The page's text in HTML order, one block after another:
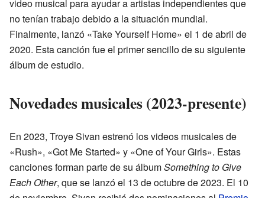
video musical para ayudar a artistas independientes que
no tenían trabajo debido a la situación mundial.
Finalmente, lanzó «Take Yourself Home» el 1 de abril de
2020. Esta canción fue el primer sencillo de su siguiente
álbum de estudio.
Novedades musicales (2023-presente)
En 2023, Troye Sivan estrenó los videos musicales de
«Rush», «Got Me Started» y «One of Your Girls». Estas
canciones forman parte de su álbumSomething to Give
Each Other, que se lanzó el 13 de octubre de 2023. El 10